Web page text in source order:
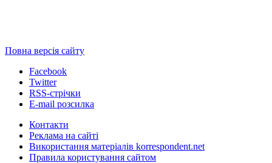
Повна версія сайту
Facebook
Twitter
RSS-стрічки
E-mail розсилка
Контакти
Реклама на сайті
Використання матеріалів korrespondent.net
Правила користування сайтом